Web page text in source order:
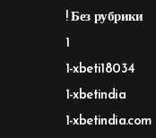
! Без рубрики
1
1-xbeti18034
1-xbetindia
1-xbetindia.com